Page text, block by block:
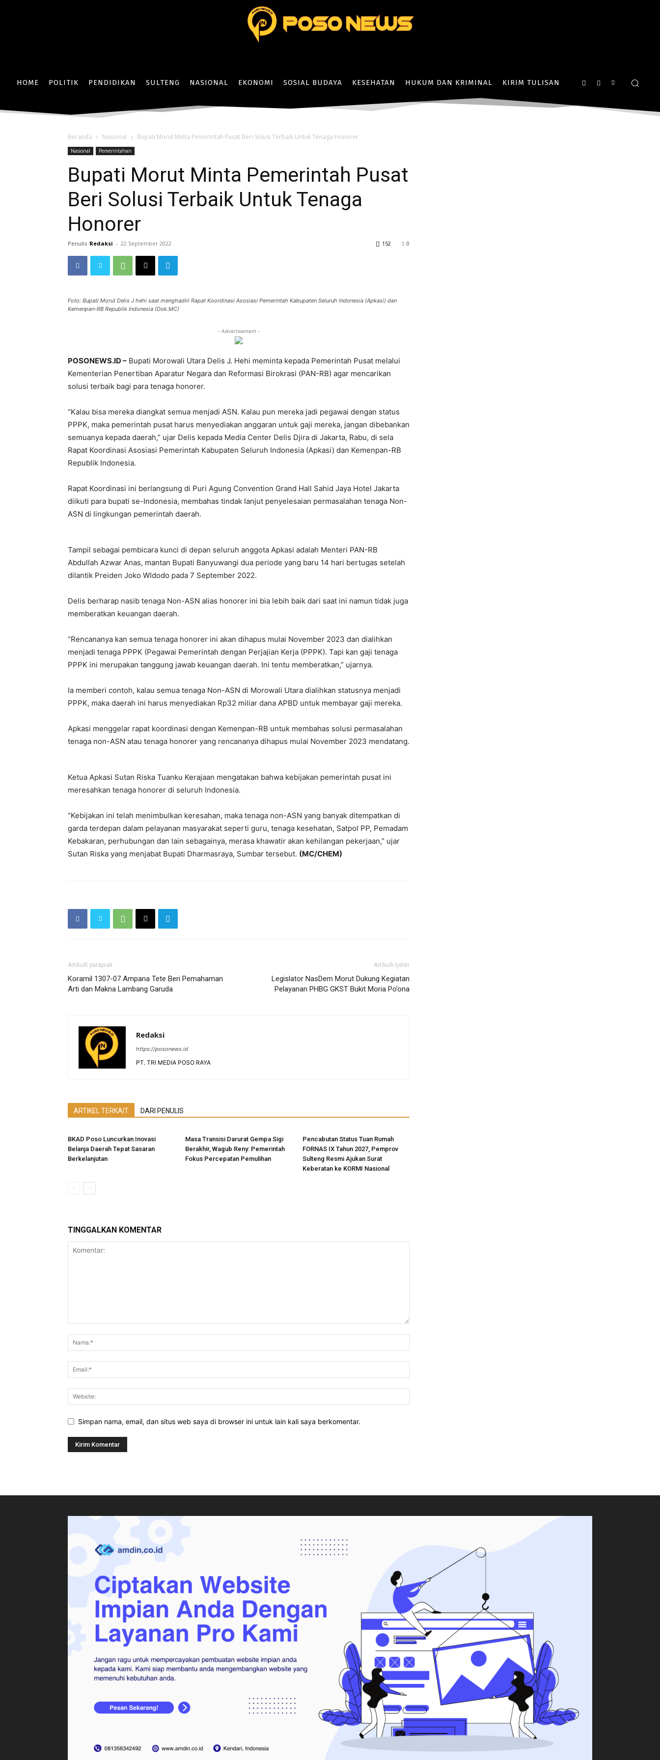
HOME POLITIK PENDIDIKAN SULTENG NASIONAL EKONOMI SOSIAL BUDAYA KESEHATAN HUKUM DAN KRIMINAL KIRIM TULISAN
Beranda Nasional Bupati Morut Minta Pemerintah Pusat Beri Solusi Terbaik Untuk Tenaga Honorer
Nasional Pemerintahan
Bupati Morut Minta Pemerintah Pusat
Beri Solusi Terbaik Untuk Tenaga
Honorer
Penulis Redaksi - 22 September 2022 0
152
Foto: Bupati Morut Delis J hehi saat menghadiri Rapat Koordinasi Asosiasi Pemerintah Kabupaten Seluruh Indonesia (Apkasi) dan
Kemenpan-RB Republik Indonesia (Dok.MC)
- Advertisement -
POSONEWS.ID – Bupati Morowali Utara Delis J. Hehi meminta kepada Pemerintah Pusat melalui
Kementerian Penertiban Aparatur Negara dan Reformasi Birokrasi (PAN-RB) agar mencarikan
solusi terbaik bagi para tenaga honorer.
“Kalau bisa mereka diangkat semua menjadi ASN. Kalau pun mereka jadi pegawai dengan status
PPPK, maka pemerintah pusat harus menyediakan anggaran untuk gaji mereka, jangan dibebankan
semuanya kepada daerah,” ujar Delis kepada Media Center Delis Djira di Jakarta, Rabu, di sela
Rapat Koordinasi Asosiasi Pemerintah Kabupaten Seluruh Indonesia (Apkasi) dan Kemenpan-RB
Republik Indonesia.
Rapat Koordinasi ini berlangsung di Puri Agung Convention Grand Hall Sahid Jaya Hotel Jakarta
diikuti para bupati se-Indonesia, membahas tindak lanjut penyelesaian permasalahan tenaga Non-
ASN di lingkungan pemerintah daerah.
Tampil sebagai pembicara kunci di depan seluruh anggota Apkasi adalah Menteri PAN-RB
Abdullah Azwar Anas, mantan Bupati Banyuwangi dua periode yang baru 14 hari bertugas setelah
dilantik Preiden Joko WIdodo pada 7 September 2022.
Delis berharap nasib tenaga Non-ASN alias honorer ini bia lebih baik dari saat ini namun tidak juga
memberatkan keuangan daerah.
“Rencananya kan semua tenaga honorer ini akan dihapus mulai November 2023 dan dialihkan
menjadi tenaga PPPK (Pegawai Pemerintah dengan Perjajian Kerja (PPPK). Tapi kan gaji tenaga
PPPK ini merupakan tanggung jawab keuangan daerah. Ini tentu memberatkan,” ujarnya.
Ia memberi contoh, kalau semua tenaga Non-ASN di Morowali Utara dialihkan statusnya menjadi
PPPK, maka daerah ini harus menyediakan Rp32 miliar dana APBD untuk membayar gaji mereka.
Apkasi menggelar rapat koordinasi dengan Kemenpan-RB untuk membahas solusi permasalahan
tenaga non-ASN atau tenaga honorer yang rencananya dihapus mulai November 2023 mendatang.
Ketua Apkasi Sutan Riska Tuanku Kerajaan mengatakan bahwa kebijakan pemerintah pusat ini
meresahkan tenaga honorer di seluruh Indonesia.
“Kebijakan ini telah menimbulkan keresahan, maka tenaga non-ASN yang banyak ditempatkan di
garda terdepan dalam pelayanan masyarakat seperti guru, tenaga kesehatan, Satpol PP, Pemadam
Kebakaran, perhubungan dan lain sebagainya, merasa khawatir akan kehilangan pekerjaan,” ujar
Sutan Riska yang menjabat Bupati Dharmasraya, Sumbar tersebut. (MC/CHEM)
Artikulli paraprak
Koramil 1307-07 Ampana Tete Beri Pemahaman
Arti dan Makna Lambang Garuda
Artikulli tjetër
Legislator NasDem Morut Dukung Kegiatan
Pelayanan PHBG GKST Bukit Moria Po’ona
Redaksi
https://posonews.id
PT. TRI MEDIA POSO RAYA
ARTIKEL TERKAIT DARI PENULIS
BKAD Poso Luncurkan Inovasi
Belanja Daerah Tepat Sasaran
Berkelanjutan
Masa Transisi Darurat Gempa Sigi
Berakhir, Wagub Reny: Pemerintah
Fokus Percepatan Pemulihan
Pencabutan Status Tuan Rumah
FORNAS IX Tahun 2027, Pemprov
Sulteng Resmi Ajukan Surat
Keberatan ke KORMI Nasional
TINGGALKAN KOMENTAR
Simpan nama, email, dan situs web saya di browser ini untuk lain kali saya berkomentar.